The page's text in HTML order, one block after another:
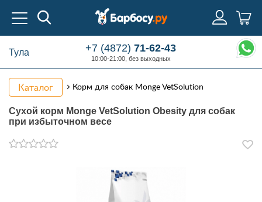
Тула +7 (4872)71-62-43
10:00-21:00, без выходных
Каталог Корм для собак Monge VetSolution
Сухой корм Monge VetSolution Obesity для собак
при избыточном весе